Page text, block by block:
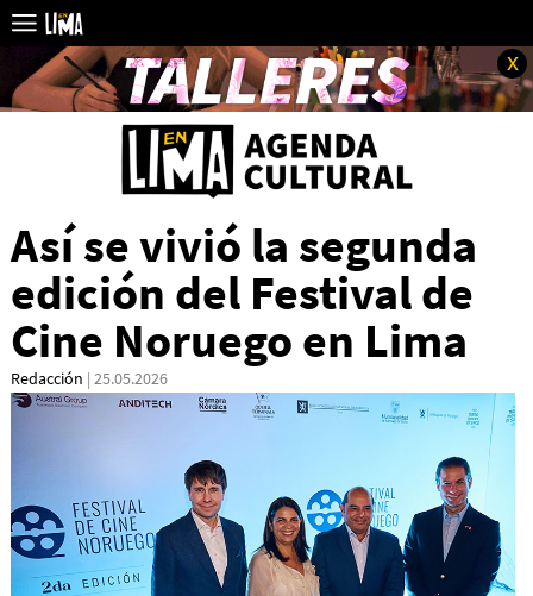
x
Así se vivió la segunda
edición del Festival de
Cine Noruego en Lima
Redacción | 25.05.2026